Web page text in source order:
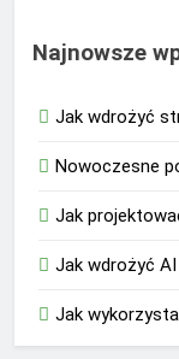
Najnowsze
Jak wdrożyć
Nowoczesne
Jak
Jak wdrożyć
Jak